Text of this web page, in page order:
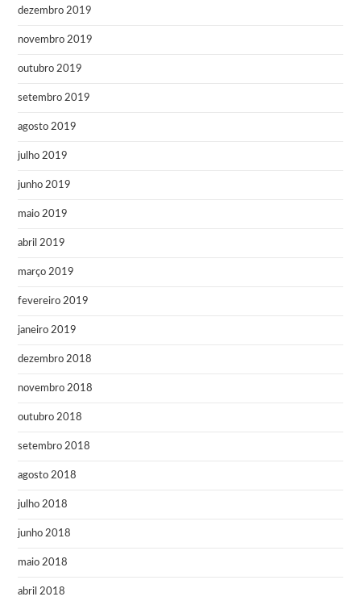
dezembro 2019
novembro 2019
outubro 2019
setembro 2019
agosto 2019
julho 2019
junho 2019
maio 2019
abril 2019
março 2019
fevereiro 2019
janeiro 2019
dezembro 2018
novembro 2018
outubro 2018
setembro 2018
agosto 2018
julho 2018
junho 2018
maio 2018
abril 2018